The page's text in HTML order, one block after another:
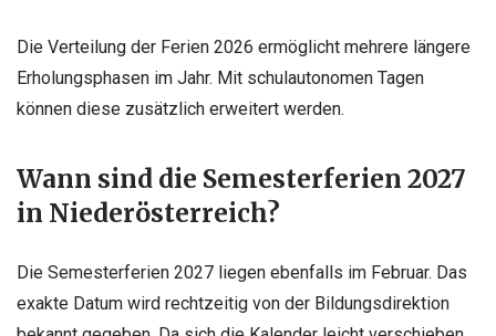
Die Verteilung der Ferien 2026 ermöglicht mehrere längere
Erholungsphasen im Jahr. Mit schulautonomen Tagen
können diese zusätzlich erweitert werden.
Wann sind die Semesterferien 2027
in Niederösterreich?
Die Semesterferien 2027 liegen ebenfalls im Februar. Das
exakte Datum wird rechtzeitig von der Bildungsdirektion